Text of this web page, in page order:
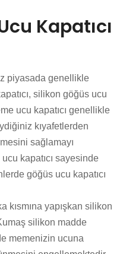
Kapatıcı
piyasada genellikle
silikon göğüs ucu
ucu kapatıcı genellikle
kıyafetlerden
sağlamayı
kapatıcı sayesinde
göğüs ucu kapatıcı
kısmına yapışkan silikon
silikon madde
memenizin ucuna